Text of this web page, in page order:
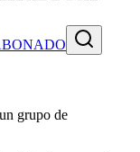
grupo de